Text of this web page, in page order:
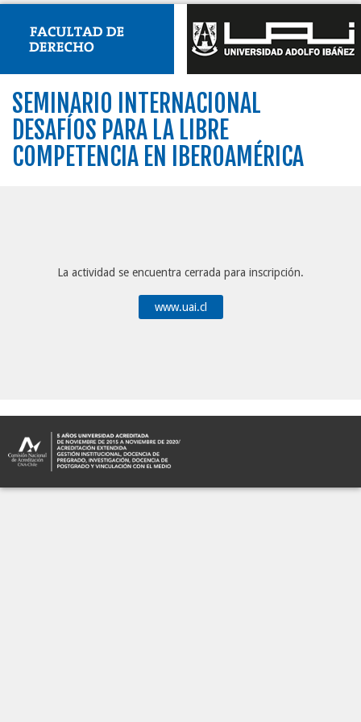
SEMINARIO INTERNACIONAL
DESAFÍOS PARA LA LIBRE
COMPETENCIA EN IBEROAMÉRICA
La actividad se encuentra cerrada para inscripción.
www.uai.cl